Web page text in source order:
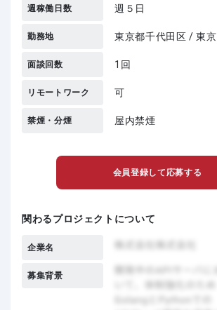
週稼働日数 週５日
勤務地 東京都千代田区 / 東京
面談回数 1回
リモートワーク 可
禁煙・分煙 屋内禁煙
会員登録して応募する
関わるプロジェクトについて
企業名
募集背景